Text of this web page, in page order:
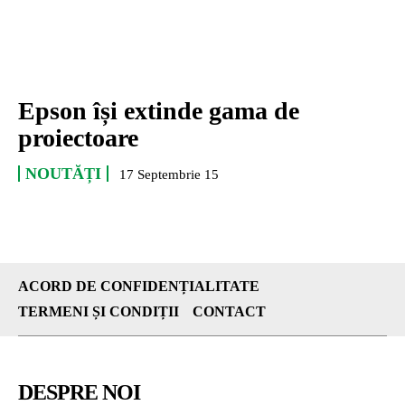
Epson își extinde gama de
proiectoare
NOUTĂȚI 17 Septembrie 15
ACORD DE CONFIDENȚIALITATE
TERMENI ȘI CONDIȚII
CONTACT
DESPRE NOI